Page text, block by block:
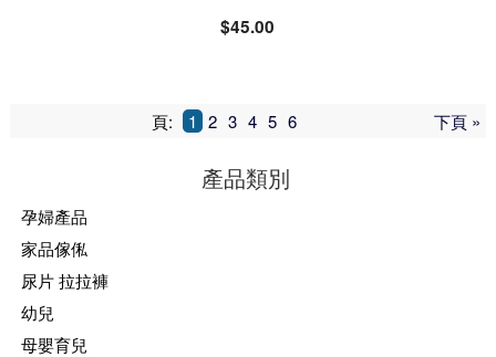
產品類別
孕婦產品
家品傢俬
尿片 拉拉褲
幼兒
母嬰育兒
$45.00
下頁 »
頁: 1 2 3 4 5 6